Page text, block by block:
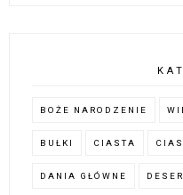
BOŻE NARODZENIE
BUŁKI CIASTA
DANIA GŁÓWNE